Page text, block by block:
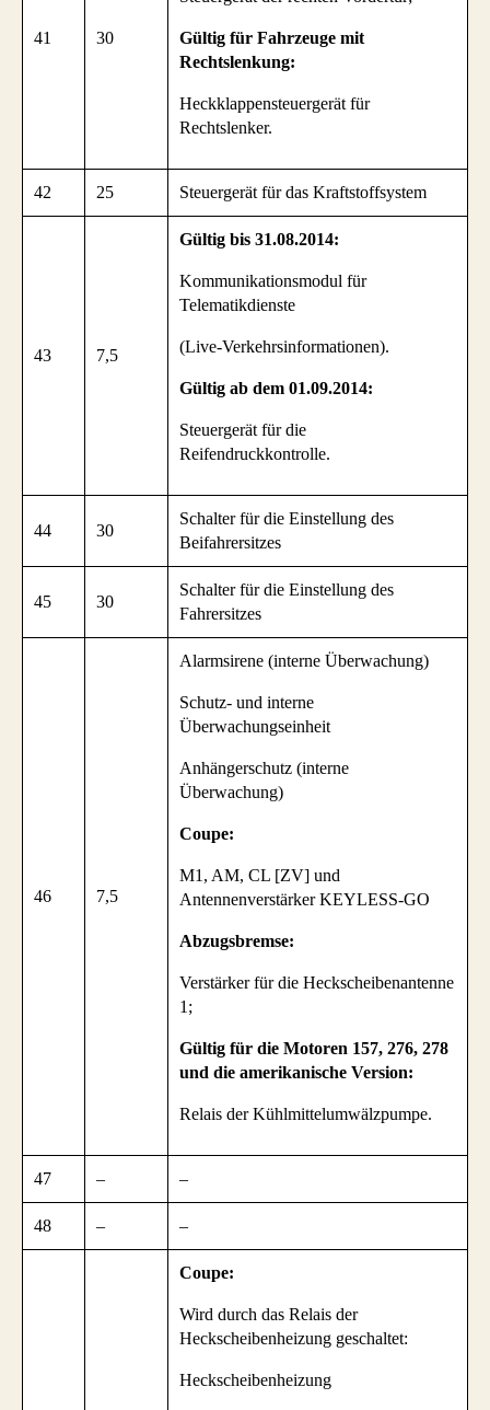
41 30
Gültig für Fahrzeuge mit
Rechtslenkung:
Heckklappensteuergerät für
Rechtslenker.
42 25 Steuergerät für das Kraftstoffsystem
43 7,5
Gültig bis 31.08.2014:
Kommunikationsmodul für
Telematikdienste
(Live-Verkehrsinformationen).
Gültig ab dem 01.09.2014:
Steuergerät für die
Reifendruckkontrolle.
44 30
Schalter für die Einstellung des
Beifahrersitzes
45 30
Schalter für die Einstellung des
Fahrersitzes
46 7,5
Alarmsirene (interne Überwachung)
Schutz- und interne
Überwachungseinheit
Anhängerschutz (interne
Überwachung)
Coupe:
M1, AM, CL [ZV] und
Antennenverstärker KEYLESS-GO
Abzugsbremse:
Verstärker für die Heckscheibenantenne
1;
Gültig für die Motoren 157, 276, 278
und die amerikanische Version:
Relais der Kühlmittelumwälzpumpe.
47 – –
48 – –
Coupe:
Wird durch das Relais der
Heckscheibenheizung geschaltet:
Heckscheibenheizung